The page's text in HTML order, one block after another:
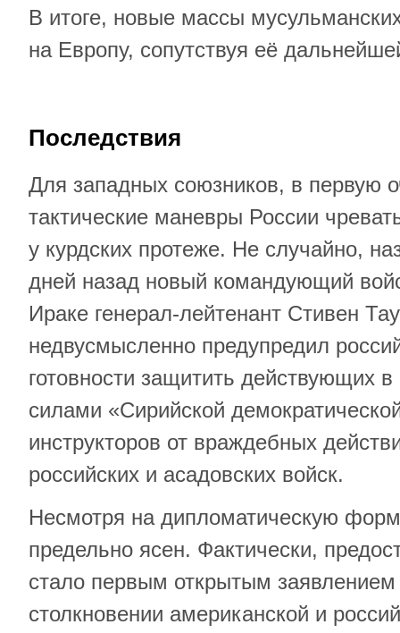
В итоге, новые массы
на Европу, сопутствуя её
Последствия
Для западных союзников, в первую
тактические маневры России
у курдских протеже. Не случайно,
дней назад новый командующий
Ираке генерал-лейтенант Стивен
недвусмысленно предупредил
готовности защитить действующих
силами «Сирийской
инструкторов от враждебных
российских и асадовских войск.
Несмотря на дипломатическую
предельно ясен. Фактически,
стало первым открытым
столкновении американской и